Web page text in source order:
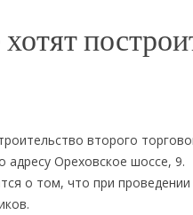
второго
адресу Ореховское шоссе, 9.
о том, что при